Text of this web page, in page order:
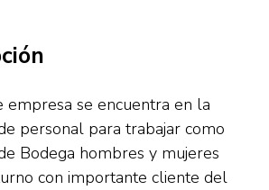
empresa se encuentra en la
personal para trabajar como
Bodega hombres y mujeres
con importante cliente del